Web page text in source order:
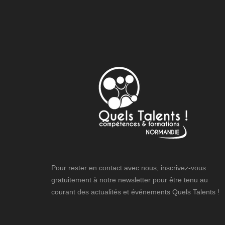
Pour rester en contact avec nous, inscrivez-vous
gratuitement à notre newsletter pour être tenu au
courant des actualités et événements Quels Talents !